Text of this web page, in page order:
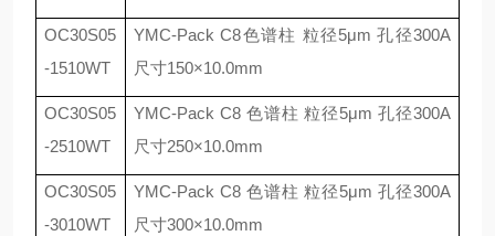
OC30S05
-1510WT
YMC-Pack C8色谱柱 粒径5μm孔径300A
尺寸150×10.0mm
OC30S05
-2510WT
YMC-Pack C8 色谱柱 粒径5μm孔径300A
尺寸250×10.0mm
OC30S05
-3010WT
YMC-Pack C8 色谱柱 粒径5μm孔径300A
尺寸300×10.0mm